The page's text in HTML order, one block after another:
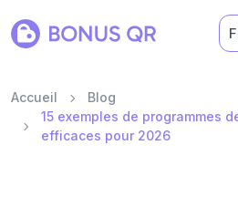
Accueil
Blog
15 exemples de programmes
efficaces pour 2026